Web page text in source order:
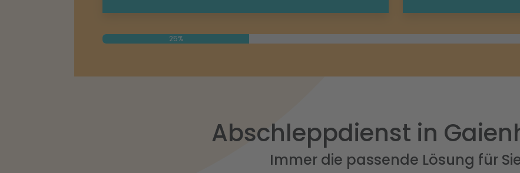
25%
Abschleppdienst in
Immer die passende Lösung für